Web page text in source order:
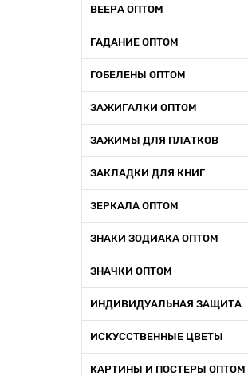
ВЕЕРА ОПТОМ
ГАДАНИЕ ОПТОМ
ГОБЕЛЕНЫ ОПТОМ
ЗАЖИГАЛКИ ОПТОМ
ЗАЖИМЫ ДЛЯ ПЛАТКОВ
ЗАКЛАДКИ ДЛЯ КНИГ
ЗЕРКАЛА ОПТОМ
ЗНАКИ ЗОДИАКА ОПТОМ
ЗНАЧКИ ОПТОМ
ИНДИВИДУАЛЬНАЯ ЗАЩИТА
ИСКУССТВЕННЫЕ ЦВЕТЫ
КАРТИНЫ И ПОСТЕРЫ ОПТОМ